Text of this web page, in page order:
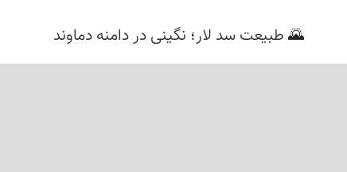
🌄 طبیعت سد لار؛ نگینی در دامنه دماوند